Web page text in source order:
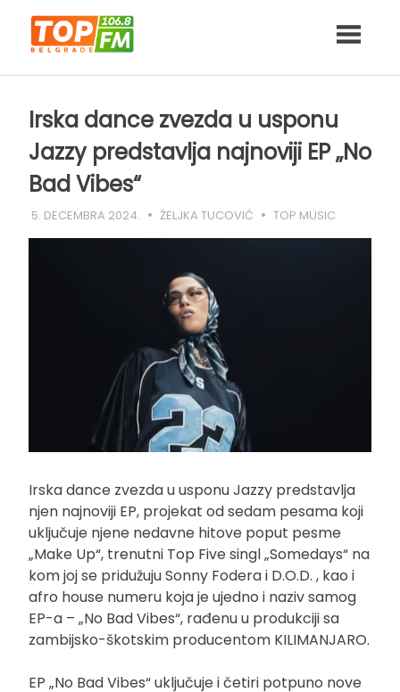
content
Irska dance zvezda u usponu
Jazzy predstavlja najnoviji EP „No
Bad Vibes“
5. DECEMBRA 2024. ŽELJKA TUCOVIĆ TOP MUSIC
Irska dance zvezda u usponu Jazzy predstavlja
njen najnoviji EP, projekat od sedam pesama koji
uključuje njene nedavne hitove poput pesme
„Make Up“, trenutni Top Five singl „Somedays“ na
kom joj se pridužuju Sonny Fodera i D.O.D. , kao i
afro house numeru koja je ujedno i naziv samog
EP-a – „No Bad Vibes“, rađenu u produkciji sa
zambijsko-škotskim producentom KILIMANJARO.
EP „No Bad Vibes“ uključuje i četiri potpuno nove